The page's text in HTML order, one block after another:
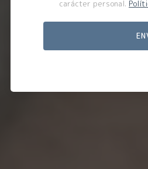
carácter personal.